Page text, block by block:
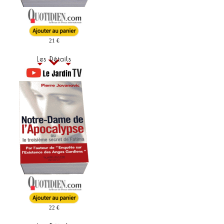
21 €
22 €